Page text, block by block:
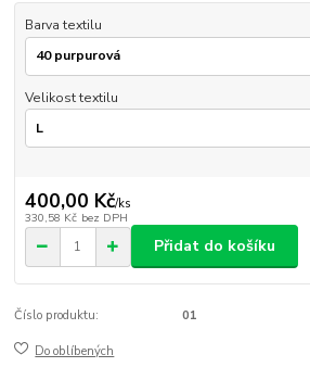
Barva textilu
Velikost textilu
400,00 Kč/ks
330,58 Kč bez DPH
Přidat do košíku
Číslo produktu: 01
Do oblíbených